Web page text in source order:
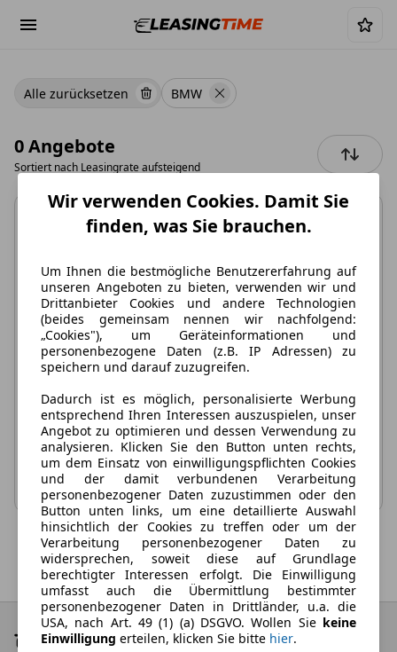
Alle zurücksetzen BMW
0 Angebote
Sortiert nach Leasingrate aufsteigend
Keine Angebote
verfügbar
Leider können wir aktuell kein Angebot finden.
gleichzeitig zurück.
Filterauswahl zurücksetzen
Wir verwenden Cookies. Damit Sie
finden, was Sie brauchen.
Um Ihnen die bestmögliche Benutzererfahrung auf
unseren Angeboten zu bieten, verwenden wir und
Drittanbieter Cookies und andere Technologien
(beides gemeinsam nennen wir nachfolgend:
„Cookies"), um Geräteinformationen und
personenbezogene Daten (z.B. IP Adressen) zu
speichern und darauf zuzugreifen.
Dadurch ist es möglich, personalisierte Werbung
entsprechend Ihren Interessen auszuspielen, unser
Angebot zu optimieren und dessen Verwendung zu
analysieren. Klicken Sie den Button unten rechts,
um dem Einsatz von einwilligungspflichten Cookies
und der damit verbundenen Verarbeitung
personenbezogener Daten zuzustimmen oder den
Button unten links, um eine detaillierte Auswahl
hinsichtlich der Cookies zu treffen oder um der
Verarbeitung personenbezogener Daten zu
widersprechen, soweit diese auf Grundlage
berechtigter Interessen erfolgt. Die Einwilligung
umfasst auch die Übermittlung bestimmter
personenbezogener Daten in Drittländer, u.a. die
USA, nach Art. 49 (1) (a) DSGVO. Wollen Sie keine
Einwilligung erteilen, klicken Sie bitte hier.